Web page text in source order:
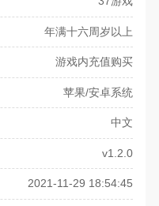
年满十六周岁以上
游戏内充值购买
苹果/安卓系统
中文
v1.2.0
2021-11-29 18:54:45